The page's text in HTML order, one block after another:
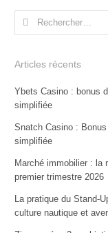
Rechercher :
Articles récents
Ybets Casino : bonus
simplifiée
Snatch Casino :
simplifiée
Marché immobilier : la
premier trimestre 2026
La pratique du Stand-
culture nautique et